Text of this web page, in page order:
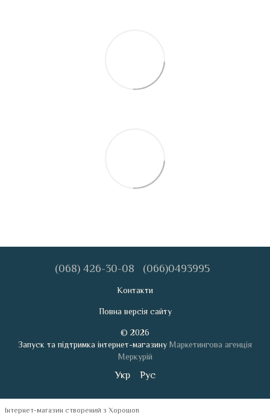
(068) 426-30-08 (066)0493995
Контакти
Повна версія сайту
© 2026
Запуск та підтримка інтернет-магазину Маркетингова агенція
Меркурій
Укр Рус
Інтернет-магазин створений з Хорошоп